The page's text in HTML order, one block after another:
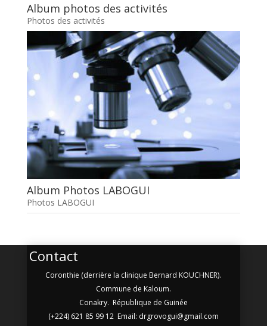
Album photos des activités
Photos des activités
Album Photos LABOGUI
Photos LABOGUI
Contact
Coronthie (derrière la clinique Bernard KOUCHNER).
Commune de Kaloum.
Conakry. République de Guinée
(+224) 621 85 99 12 Email: drgrovogui@gmail.com